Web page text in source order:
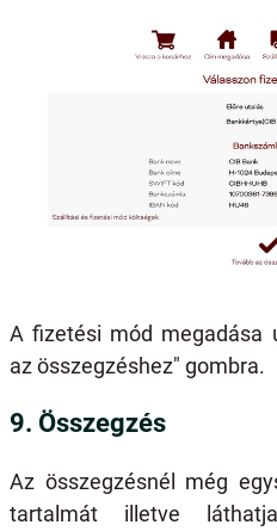
A fizetési mód megadása
az összegzéshez" gombra.
9. Összegzés
Az összegzésnél még
tartalmát illetve